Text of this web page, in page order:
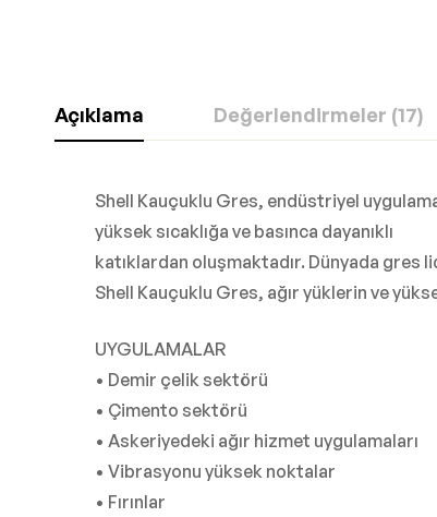
Açıklama Değerlendirmeler (17)
Shell Kauçuklu Gres, endüstriyel
yüksek sıcaklığa ve basınca dayanıklı
katıklardan oluşmaktadır. Dünyada
Shell Kauçuklu Gres, ağır yüklerin ve
UYGULAMALAR
• Demir çelik sektörü
• Çimento sektörü
• Askeriyedeki ağır hizmet uygulamaları
• Vibrasyonu yüksek noktalar
• Fırınlar